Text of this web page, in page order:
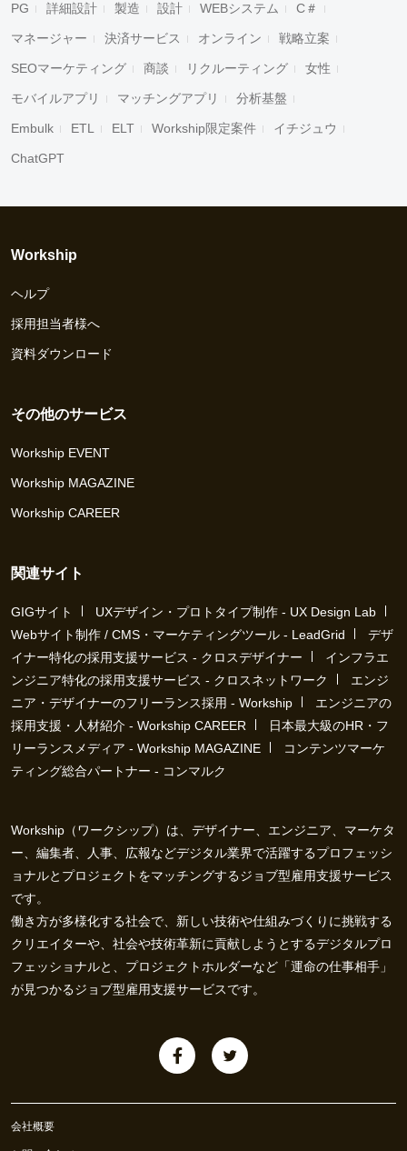
PG 詳細設計 製造 設計 WEBシステム C＃
マネージャー 決済サービス オンライン 戦略立案
SEOマーケティング 商談 リクルーティング 女性
モバイルアプリ マッチングアプリ 分析基盤
Embulk ETL ELT Workship限定案件 イチジュウ
ChatGPT
Workship
ヘルプ
採用担当者様へ
資料ダウンロード
その他のサービス
Workship EVENT
Workship MAGAZINE
Workship CAREER
関連サイト
GIGサイト
UXデザイン・プロトタイプ制作 - UX Design Lab
Webサイト制作 / CMS・マーケティングツール - LeadGrid
デザ
イナー特化の採用支援サービス - クロスデザイナー
インフラエ
ンジニア特化の採用支援サービス - クロスネットワーク
エンジ
ニア・デザイナーのフリーランス採用 - Workship
エンジニアの
採用支援・人材紹介 - Workship CAREER
日本最大級のHR・フ
リーランスメディア - Workship MAGAZINE
コンテンツマーケ
ティング総合パートナー - コンマルク
Workship（ワークシップ）は、デザイナー、エンジニア、マーケタ
ー、編集者、人事、広報などデジタル業界で活躍するプロフェッシ
ョナルとプロジェクトをマッチングするジョブ型雇用支援サービス
です。
働き方が多様化する社会で、新しい技術や仕組みづくりに挑戦する
クリエイターや、社会や技術革新に貢献しようとするデジタルプロ
フェッショナルと、プロジェクトホルダーなど「運命の仕事相手」
が見つかるジョブ型雇用支援サービスです。
会社概要